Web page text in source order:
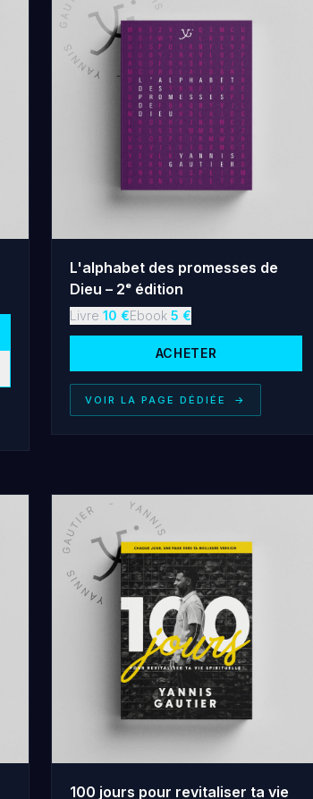
L'alphabet des promesses de
Dieu – 2ᵉ édition
Livre 10 €Ebook 5 €
ACHETER
VOIR LA PAGE DÉDIÉE →
100 jours pour revitaliser ta vie